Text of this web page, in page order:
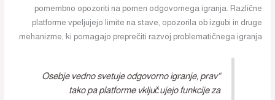
pomembno opozoriti na pomen odgovornega igranja. Različne
platforme vpeljujejo limite na stave, opozorila ob izgubi in druge
mehanizme, ki pomagajo preprečiti razvoj problematičnega igranja.
“Osebje vedno svetuje odgovorno igranje, prav
tako pa platforme vključujejo funkcije za